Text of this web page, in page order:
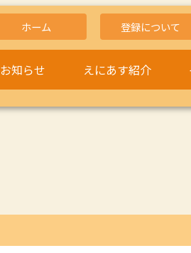
ホーム
登録について
お知らせ えにあす紹介